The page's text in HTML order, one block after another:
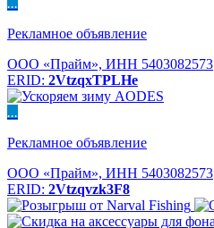
...
Рекламное объявление
ООО «Прайм», ИНН 5403082573
ERID: 2VtzqxTPLHe
...
Рекламное объявление
ООО «Прайм», ИНН 5403082573
ERID: 2Vtzqvzk3F8